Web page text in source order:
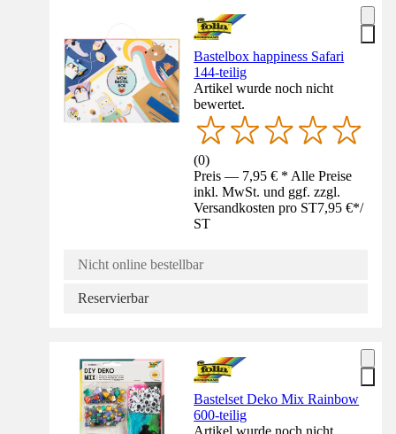
Bastelbox happiness Safari
144-teilig
Artikel wurde noch nicht
bewertet.
(0)
Preis — 7,95 € * Alle Preise
inkl. MwSt. und ggf. zzgl.
Versandkosten pro ST7,95 €*/
ST
Nicht online bestellbar
Reservierbar
Bastelset Deko Mix Rainbow
600-teilig
Artikel wurde noch nicht